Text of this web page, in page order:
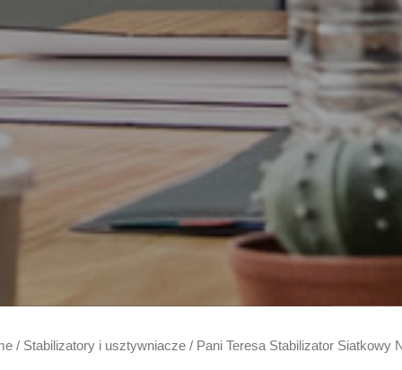
/ Stabilizatory i usztywniacze / Pani Teresa Stabilizator Siatkowy